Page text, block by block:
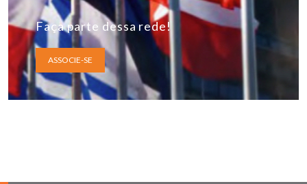
Faça parte dessa rede!
ASSOCIE-SE